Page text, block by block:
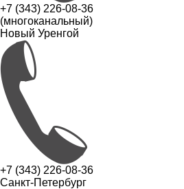
+7 (343) 226-08-36
(многоканальный)
Новый Уренгой
+7 (343) 226-08-36
Санкт-Петербург